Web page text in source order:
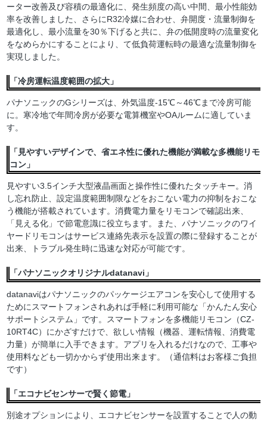
ーター改善及び容積の最適化に、発生頻度の高い中間、最小性能効
率を改善しました、さらにR32冷媒に合わせ、弁開度・流量制御を
最適化し、最小流量を30％下げると共に、弁の低開度時の流量変化
をなめらかにすることにより、て低負荷運転時の最適な流量制御を
実現しました。
「冷房運転温度範囲の拡大」
パナソニックのGシリーズは、外気温度-15℃～46℃まで冷房可能
に。寒冷地で年間冷房が必要な電算機室やOAルームに適していま
す。
「見やすいデザインで、省エネ性に優れた機能が満載な多機能リモ
コン」
見やすい3.5インチ大型液晶画面と操作性に優れたタッチキー。消
し忘れ防止、設定温度範囲制限などをおこない電力の抑制をおこな
う機能が搭載されています。消費電力量をリモコンで確認出来、
「見える化」で節電意識に役立ちます。また、パナソニックのワイ
ヤードリモコンはサービス連絡先表示を設置の際に登録することが
出来、トラブル発生時に迅速な対応が可能です。
「パナソニックオリジナルdatanavi」
datanaviはパナソニックのパッケージエアコンを安心して使用する
ためにスマートフォンされあれば手軽に利用可能な「かんたん安心
サポートシステム」です。スマートフォンを多機能リモコン（CZ-
10RT4C）にかざすだけで、欲しい情報（機器、運転情報、消費電
力量）が簡単に入手できます。アプリを入れるだけなので、工事や
使用料なども一切かからず使用出来ます。（通信料はお客様ご負担
です）
「エコナビセンサーで賢く節電」
別途オプションにより、エコナビセンサーを設置することで人の動